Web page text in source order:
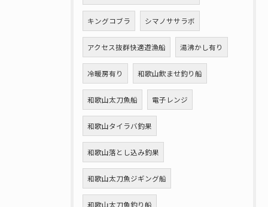
キングコブラ シマノササラボ
アクセス抜群快適遊漁船 湯沸かし有り
冷暖房有り 和歌山飲ませ釣り船
和歌山太刀魚船 電子レンジ
和歌山タイラバ釣果
和歌山落とし込み釣果
和歌山太刀魚ジギング船
和歌山太刀魚釣り船